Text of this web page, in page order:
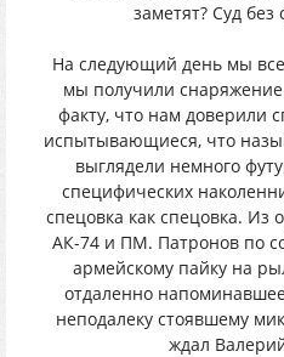
заметят? Суд без
На следующий день мы
мы получили
факту, что нам доверили
испытывающиеся, что
выглядели немного
специфических
спецовка как спецовка. Из
АК-74 и ПМ. Патронов по
армейскому пайку на
отдаленно
неподалеку стоявшему
ждал